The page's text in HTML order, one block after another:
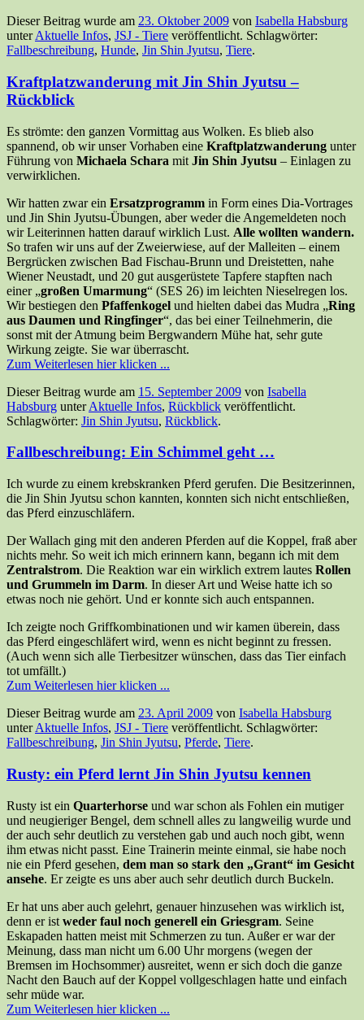
Dieser Beitrag wurde am 23. Oktober 2009 von Isabella Habsburg
unterAktuelle Infos, JSJ - Tiere veröffentlicht. Schlagwörter:
Fallbeschreibung, Hunde, Jin Shin Jyutsu, Tiere.
Kraftplatzwanderung mit Jin Shin Jyutsu –
Rückblick
Es strömte: den ganzen Vormittag aus Wolken. Es blieb also
spannend, ob wir unser Vorhaben eine Kraftplatzwanderung unter
Führung von Michaela Schara mit Jin Shin Jyutsu – Einlagen zu
verwirklichen.
Wir hatten zwar ein Ersatzprogramm in Form eines Dia-Vortrages
und Jin Shin Jyutsu-Übungen, aber weder die Angemeldeten noch
wir Leiterinnen hatten darauf wirklich Lust. Alle wollten wandern.
So trafen wir uns auf der Zweierwiese, auf der Malleiten – einem
Bergrücken zwischen Bad Fischau-Brunn und Dreistetten, nahe
Wiener Neustadt, und 20 gut ausgerüstete Tapfere stapften nach
einer „großen Umarmung“ (SES 26) im leichten Nieselregen los.
Wir bestiegen den Pfaffenkogel und hielten dabei das Mudra „Ring
aus Daumen und Ringfinger“, das bei einer Teilnehmerin, die
sonst mit der Atmung beim Bergwandern Mühe hat, sehr gute
Wirkung zeigte. Sie war überrascht.
Zum Weiterlesen hier klicken ...
Dieser Beitrag wurde am 15. September 2009 von Isabella
Habsburg unterAktuelle Infos, Rückblick veröffentlicht.
Schlagwörter: Jin Shin Jyutsu, Rückblick.
Fallbeschreibung: Ein Schimmel geht …
Ich wurde zu einem krebskranken Pferd gerufen. Die Besitzerinnen,
die Jin Shin Jyutsu schon kannten, konnten sich nicht entschließen,
das Pferd einzuschläfern.
Der Wallach ging mit den anderen Pferden auf die Koppel, fraß aber
nichts mehr. So weit ich mich erinnern kann, begann ich mit dem
Zentralstrom. Die Reaktion war ein wirklich extrem lautes Rollen
und Grummeln im Darm. In dieser Art und Weise hatte ich so
etwas noch nie gehört. Und er konnte sich auch entspannen.
Ich zeigte noch Griffkombinationen und wir kamen überein, dass
das Pferd eingeschläfert wird, wenn es nicht beginnt zu fressen.
(Auch wenn sich alle Tierbesitzer wünschen, dass das Tier einfach
tot umfällt.)
Zum Weiterlesen hier klicken ...
Dieser Beitrag wurde am 23. April 2009 von Isabella Habsburg
unterAktuelle Infos, JSJ - Tiere veröffentlicht. Schlagwörter:
Fallbeschreibung, Jin Shin Jyutsu, Pferde, Tiere.
Rusty: ein Pferd lernt Jin Shin Jyutsu kennen
Rusty ist ein Quarterhorse und war schon als Fohlen ein mutiger
und neugieriger Bengel, dem schnell alles zu langweilig wurde und
der auch sehr deutlich zu verstehen gab und auch noch gibt, wenn
ihm etwas nicht passt. Eine Trainerin meinte einmal, sie habe noch
nie ein Pferd gesehen, dem man so stark den „Grant“ im Gesicht
ansehe. Er zeigte es uns aber auch sehr deutlich durch Buckeln.
Er hat uns aber auch gelehrt, genauer hinzusehen was wirklich ist,
denn er ist weder faul noch generell ein Griesgram. Seine
Eskapaden hatten meist mit Schmerzen zu tun. Außer er war der
Meinung, dass man nicht um 6.00 Uhr morgens (wegen der
Bremsen im Hochsommer) ausreitet, wenn er sich doch die ganze
Nacht den Bauch auf der Koppel vollgeschlagen hatte und einfach
sehr müde war.
Zum Weiterlesen hier klicken ...